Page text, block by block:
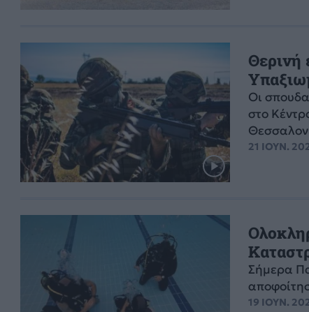
Θερινή
Οι
στο
21 ΙΟΥΝ.
Σήμερα
19 ΙΟΥΝ.